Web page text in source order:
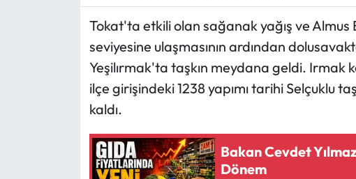
Tokat'ta etkili olan sağanak yağış ve Almus
seviyesine ulaşmasının ardından
Yeşilırmak'ta taşkın meydana geldi. Irmak
ilçe girişindeki 1238 yapımı tarihi Selçuklu
kaldı.
Bakan Cevdet
Dönem
Mektup Galeri